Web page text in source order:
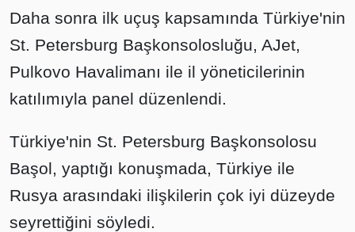
Daha sonra ilk uçuş kapsamında Türkiye'nin
St. Petersburg Başkonsolosluğu, AJet,
Pulkovo Havalimanı ile il yöneticilerinin
katılımıyla panel düzenlendi.
Türkiye'nin St. Petersburg Başkonsolosu
Başol, yaptığı konuşmada, Türkiye ile
Rusya arasındaki ilişkilerin çok iyi düzeyde
seyrettiğini söyledi.